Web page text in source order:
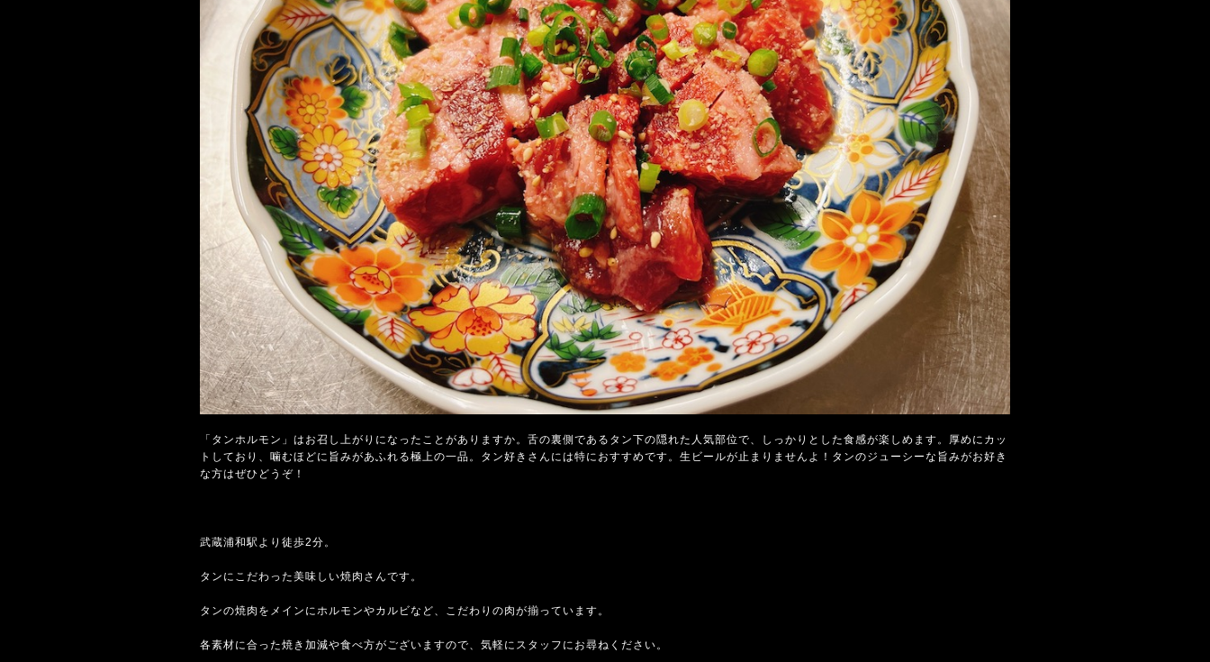
「タンホルモン」はお召し上がりになったことがありますか。舌の裏側であるタン下の隠れた人気部位で、しっかりとした食感が楽しめます。厚めにカッ
トしており、噛むほどに旨みがあふれる極上の一品。タン好きさんには特におすすめです。生ビールが止まりませんよ！タンのジューシーな旨みがお好き
な方はぜひどうぞ！
武蔵浦和駅より徒歩2分。
タンにこだわった美味しい焼肉さんです。
タンの焼肉をメインにホルモンやカルビなど、こだわりの肉が揃っています。
各素材に合った焼き加減や食べ方がございますので、気軽にスタッフにお尋ねください。